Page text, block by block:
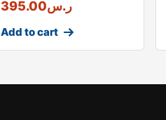
ر.س395.00
Add to cart